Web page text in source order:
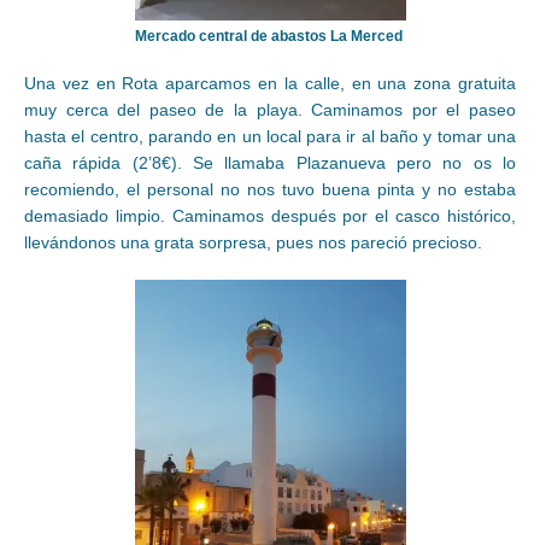
Mercado central de abastos La Merced
Una vez en Rota aparcamos en la calle, en una zona gratuita
muy cerca del paseo de la playa. Caminamos por el paseo
hasta el centro, parando en un local para ir al baño y tomar una
caña rápida (2’8€). Se llamaba Plazanueva pero no os lo
recomiendo, el personal no nos tuvo buena pinta y no estaba
demasiado limpio. Caminamos después por el casco histórico,
llevándonos una grata sorpresa, pues nos pareció precioso.